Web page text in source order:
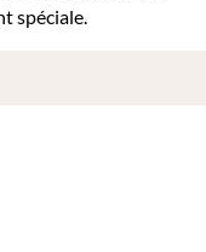
spéciale.